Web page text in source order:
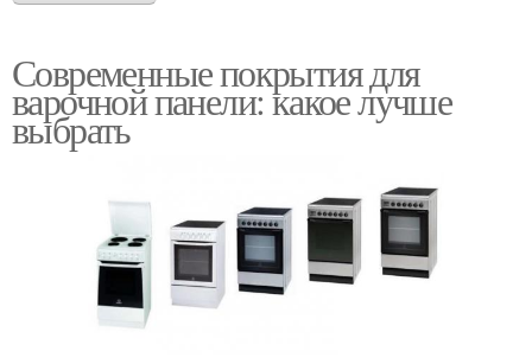
Современные покрытия для
варочной панели: какое лучше
выбрать